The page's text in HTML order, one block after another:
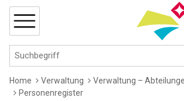
Navigieren in
Schnellnavigation
Hauptnavigation
Suchbegriff
Breadcrumb
Home Verwaltung
Verwaltung –
Personenregister